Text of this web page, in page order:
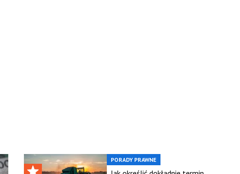
PORADY PRAWNE